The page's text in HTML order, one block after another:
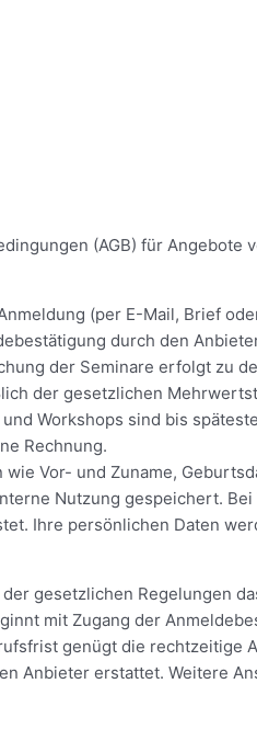
(AGB) für
(per E-Mail, Brief
durch den
der Seminare erfolgt zu
der gesetzlichen
Workshops sind bis
Rechnung.
Vor- und Zuname,
Nutzung gespeichert.
Ihre persönlichen Daten
gesetzlichen Regelungen
mit Zugang der
genügt die rechtzeitige
Anbieter erstattet. Weitere